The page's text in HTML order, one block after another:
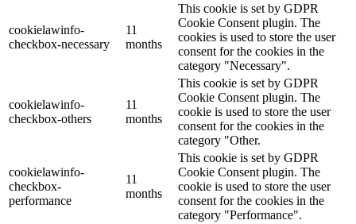
cookielawinfo-
checkbox-necessary
11
months
This cookie is set by GDPR
Cookie Consent plugin. The
cookies is used to store the user
consent for the cookies in the
category "Necessary".
cookielawinfo-
checkbox-others
11
months
This cookie is set by GDPR
Cookie Consent plugin. The
cookie is used to store the user
consent for the cookies in the
category "Other.
cookielawinfo-
checkbox-
performance
11
months
This cookie is set by GDPR
Cookie Consent plugin. The
cookie is used to store the user
consent for the cookies in the
category "Performance".